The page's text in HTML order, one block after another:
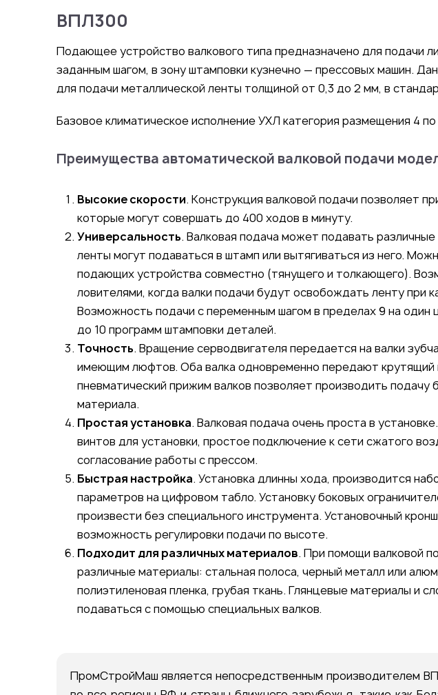
ВПЛ300
Подающее устройство валкового типа предназначено для подачи
заданным шагом, в зону штамповки кузнечно — прессовых машин.
для подачи металлической ленты толщиной от 0,3 до 2 мм, в
Базовое климатическое исполнение УХЛ категория размещения 4
Преимущества автоматической валковой подачи
Высокие скорости. Конструкция валковой подачи позволяет
которые могут совершать до 400 ходов в минуту.
Универсальность. Валковая подача может подавать
ленты могут подаваться в штамп или вытягиваться из него.
подающих устройства совместно (тянущего и толкающего).
ловителями, когда валки подачи будут освобождать ленту при
Возможность подачи с переменным шагом в пределах 9 на один
до 10 программ штамповки деталей.
Точность. Вращение серводвигателя передается на валки
имеющим люфтов. Оба валка одновременно передают
пневматический прижим валков позволяет производить подачу
материала.
Простая установка. Валковая подача очень проста в
винтов для установки, простое подключение к сети сжатого
согласование работы с прессом.
Быстрая настройка. Установка длинны хода, производится
параметров на цифровом табло. Установку боковых
произвести без специального инструмента. Установочный
возможность регулировки подачи по высоте.
Подходит для различных материалов. При помощи валковой
различные материалы: стальная полоса, черный металл или
полиэтиленовая пленка, грубая ткань. Глянцевые материалы и
подаваться с помощью специальных валков.
ПромСтройМаш является непосредственным производителем